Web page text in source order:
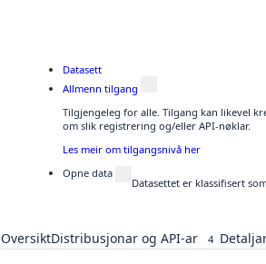
Datasett
Allmenn tilgang
Tilgjengeleg for alle. Tilgang kan likevel
om slik registrering og/eller API-nøklar.
Les meir om tilgangsnivå her
Opne data
Datasettet er klassifisert
OversiktDistribusjonar og API-ar 4